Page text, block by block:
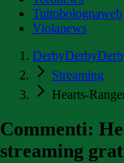
Tuttobolognaweb
Violanews
Streaming
Hearts-
Commenti:
streaming